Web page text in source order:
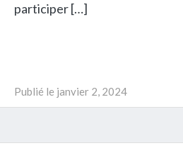
participer […]
Publié le janvier 2, 2024